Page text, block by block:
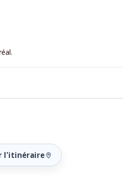
l'itinéraire